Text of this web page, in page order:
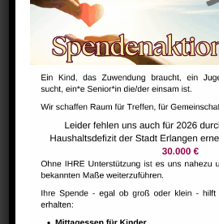
Hausaufgabenbetreuung (nicht
August 7 @ 13:30 - 15:00